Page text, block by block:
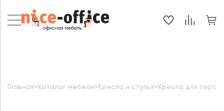
Главная> Каталог мебели> Кресла и стулья> Кресла для